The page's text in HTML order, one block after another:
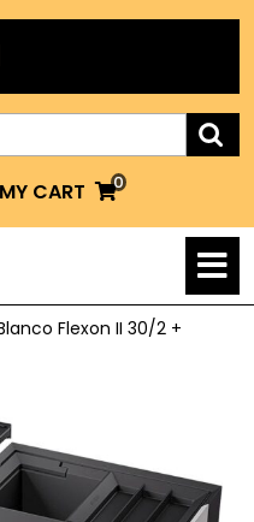
MY CART
MY
0
Flexon II 30/2 +